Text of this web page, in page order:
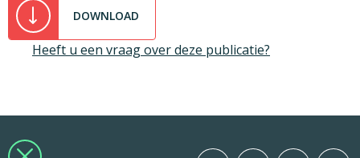
DOWNLOAD
Heeft u een vraag over deze publicatie?